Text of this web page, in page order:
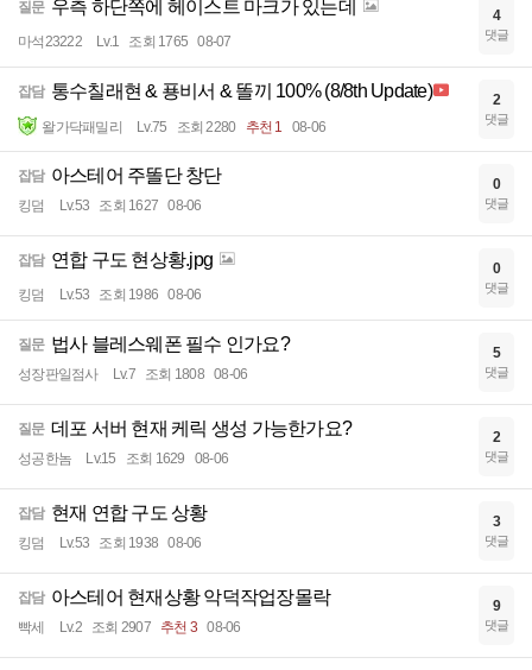
질문 우측 하단쪽에 헤이스트 마크가 있는데
마석23222 Lv.1 조회 1765 08-07
4
댓글
잡담 통수칠래현 & 푱비서 & 똘끼 100% (8/8th Update)
왈가닥패밀리 Lv.75 조회 2280 추천 1 08-06
2
댓글
잡담 아스테어 주똘단 창단
킹덤 Lv.53 조회 1627 08-06
0
댓글
잡담 연합 구도 현상황.jpg
킹덤 Lv.53 조회 1986 08-06
0
댓글
질문 법사 블레스웨폰 필수 인가요?
성장판일점사 Lv.7 조회 1808 08-06
5
댓글
질문 데포 서버 현재 케릭 생성 가능한가요?
성공한놈 Lv.15 조회 1629 08-06
2
댓글
잡담 현재 연합 구도 상황
킹덤 Lv.53 조회 1938 08-06
3
댓글
잡담 아스테어 현재상황 악덕작업장몰락
빡세 Lv.2 조회 2907 추천 3 08-06
9
댓글